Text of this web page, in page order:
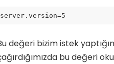
server.version=5
değeri bizim istek
bu değeri